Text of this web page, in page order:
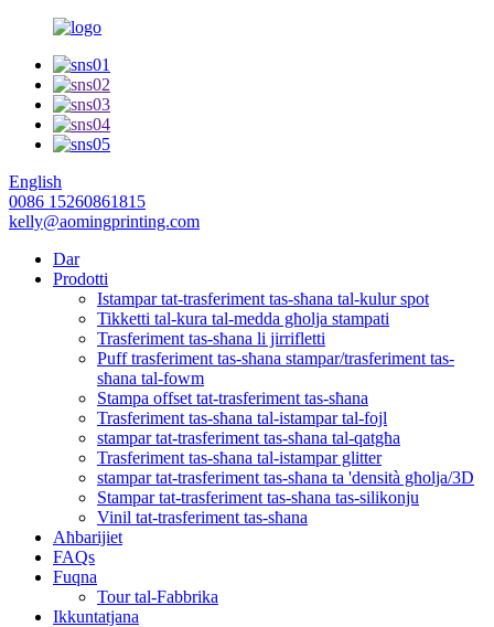
English
0086 15260861815
kelly@aomingprinting.com
Dar
Prodotti
Istampar tat-trasferiment tas-sħana tal-kulur spot
Tikketti tal-kura tal-medda għolja stampati
Trasferiment tas-sħana li jirrifletti
Puff trasferiment tas-sħana stampar/trasferiment tas-
sħana tal-fowm
Stampa offset tat-trasferiment tas-sħana
Trasferiment tas-sħana tal-istampar tal-fojl
stampar tat-trasferiment tas-sħana tal-qatgħa
Trasferiment tas-sħana tal-istampar glitter
stampar tat-trasferiment tas-sħana ta 'densità għolja/3D
Stampar tat-trasferiment tas-sħana tas-silikonju
Vinil tat-trasferiment tas-sħana
Aħbarijiet
FAQs
Fuqna
Tour tal-Fabbrika
Ikkuntatjana